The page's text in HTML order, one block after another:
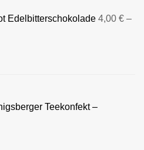
Edelbitterschokolade 4,00 € –
Teekonfekt –